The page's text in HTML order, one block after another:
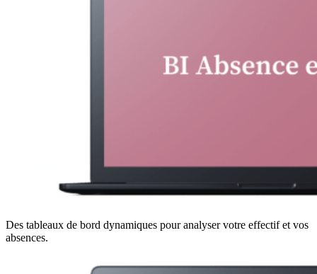
Des tableaux de bord dynamiques pour analyser votre effectif et vos
absences.